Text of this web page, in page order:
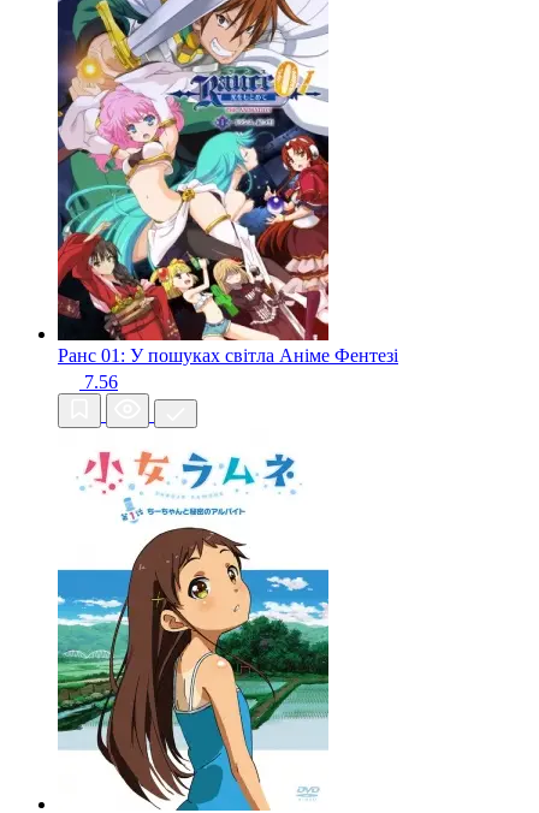
Ранс 01: У пошуках світла Аніме Фентезі
7.56